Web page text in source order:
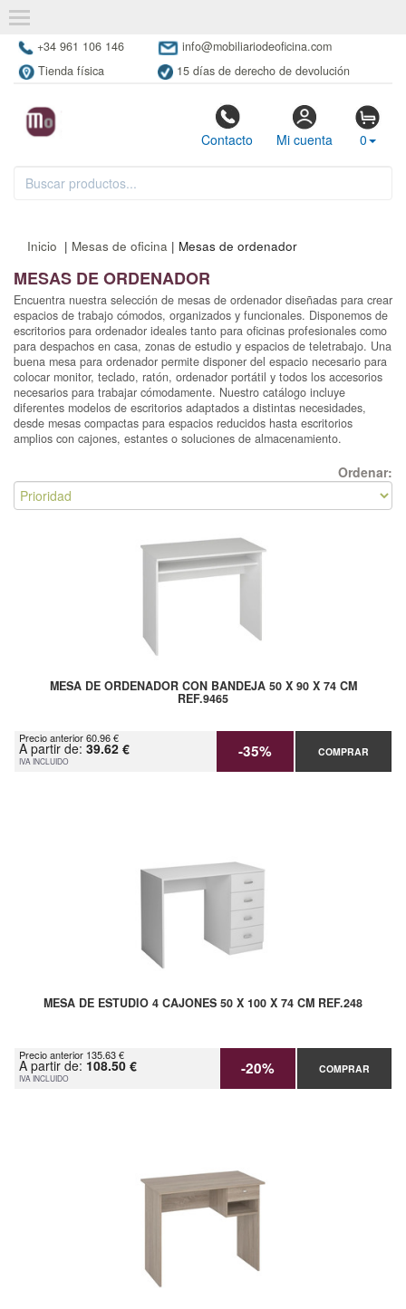
+34 961 106 146
info@mobiliariodeoficina.com
Tienda física
15 días de derecho de devolución
Contacto Mi cuenta 0
Inicio | Mesas de oficina | Mesas de ordenador
MESAS DE ORDENADOR
Encuentra nuestra selección de mesas de ordenador diseñadas para crear
espacios de trabajo cómodos, organizados y funcionales. Disponemos de
escritorios para ordenador ideales tanto para oficinas profesionales como
para despachos en casa, zonas de estudio y espacios de teletrabajo. Una
buena mesa para ordenador permite disponer del espacio necesario para
colocar monitor, teclado, ratón, ordenador portátil y todos los accesorios
necesarios para trabajar cómodamente. Nuestro catálogo incluye
diferentes modelos de escritorios adaptados a distintas necesidades,
desde mesas compactas para espacios reducidos hasta escritorios
amplios con cajones, estantes o soluciones de almacenamiento.
Ordenar:
MESA DE ORDENADOR CON BANDEJA 50 X 90 X 74 CM
REF.9465
Precio anterior 60.96 €
A partir de: 39.62 €
IVA INCLUIDO -35% COMPRAR
MESA DE ESTUDIO 4 CAJONES 50 X 100 X 74 CM REF.248
Precio anterior 135.63 €
A partir de: 108.50 €
IVA INCLUIDO -20% COMPRAR